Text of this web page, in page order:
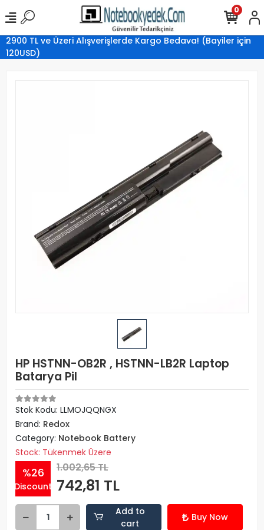
2900 TL ve Üzeri Alışverişlerde Kargo Bedava! (Bayiler için
120USD)
0
HP HSTNN-OB2R , HSTNN-LB2R Laptop
Batarya Pil
Stok Kodu: LLMOJQQNGX
Brand: Redox
Category: Notebook Battery
Stock: Tükenmek Üzere
%26
Discount
1.002,65 TL
742,81 TL
Add to
cart
Buy Now